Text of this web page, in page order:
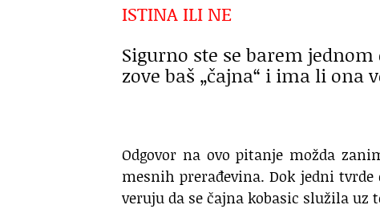
ISTINA ILI NE
Sigurno ste se barem
zove baš „čajna“ i ima li
Odgovor na ovo pitanje možda
mesnih prerađevina. Dok jedni tvrde
veruju da se čajna kobasic služila